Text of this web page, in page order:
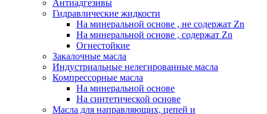
Антиадгезивы
Гидравлические жидкости
На минеральной основе , не содержат Zn
На минеральной основе , содержат Zn
Огнестойкие
Закалочные масла
Индустриальные нелегированные масла
Компрессорные масла
На минеральной основе
На синтетической основе
Масла для направляющих, цепей и